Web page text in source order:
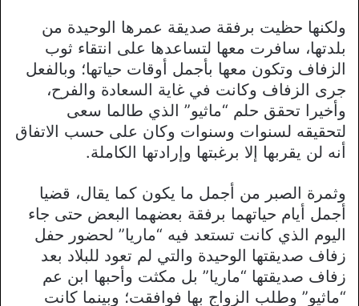
ولكنها حظيت برفقة صديقة عمرها الوحيدة من
بلدتها، سافرت معها لتساعدها على انتقاء ثوب
الزفاف وتكون معها بأجمل أوقات حياتها؛ وبالفعل
جرى الزفاف وكانت في غاية السعادة والفرح،
وأخيرا تحقق حلم “ماثيو” الذي طالما سعى
لتحقيقه لسنوات وسنوات وكان على حسب الاتفاق
أنه لن يقربها إلا برغبتها وإرادتها الكاملة.
وثمرة الصبر من أجمل ما يكون كما يقال، قضيا
أجمل أيام حياتهما برفقة بعضهما البعض حتى جاء
اليوم الذي كانت تستعد فيه “ماريا” لحضور حفل
زفاف صديقتها الوحيدة والتي لم تعود للبلاد بعد
زفاف صديقتها “ماريا” بل مكثت وأحبها ابن عم
“ماثيو” وطلب الزواج بها فوافقت؛ وبينما كانت